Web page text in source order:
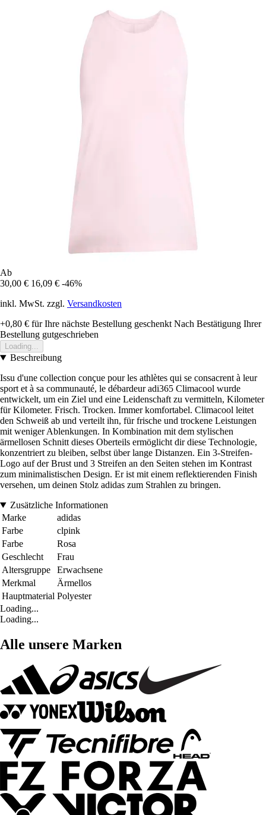
Ab
30,00 € 16,09 € -46%
inkl. MwSt. zzgl. Versandkosten
+0,80 € für Ihre nächste Bestellung geschenkt Nach Bestätigung Ihrer
Bestellung gutgeschrieben
Loading...
Beschreibung
Issu d'une collection conçue pour les athlètes qui se consacrent à leur
sport et à sa communauté, le débardeur adi365 Climacool wurde
entwickelt, um ein Ziel und eine Leidenschaft zu vermitteln, Kilometer
für Kilometer. Frisch. Trocken. Immer komfortabel. Climacool leitet
den Schweiß ab und verteilt ihn, für frische und trockene Leistungen
mit weniger Ablenkungen. In Kombination mit dem stylischen
ärmellosen Schnitt dieses Oberteils ermöglicht dir diese Technologie,
konzentriert zu bleiben, selbst über lange Distanzen. Ein 3-Streifen-
Logo auf der Brust und 3 Streifen an den Seiten stehen im Kontrast
zum minimalistischen Design. Er ist mit einem reflektierenden Finish
versehen, um deinen Stolz adidas zum Strahlen zu bringen.
Zusätzliche Informationen
Marke
adidas
Farbe
clpink
Farbe
Rosa
Geschlecht
Frau
Altersgruppe
Erwachsene
Merkmal
Ärmellos
Hauptmaterial Polyester
Loading...
Loading...
Alle unsere Marken